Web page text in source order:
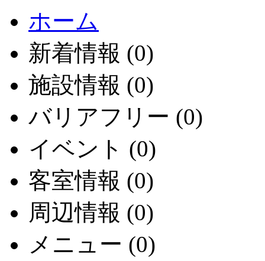
ホーム
新着情報 (0)
施設情報 (0)
バリアフリー (0)
イベント (0)
客室情報 (0)
周辺情報 (0)
メニュー (0)